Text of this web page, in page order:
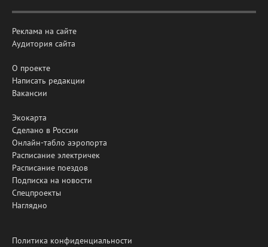
Реклама на сайте
Аудитория сайта
О проекте
Написать редакции
Вакансии
Экокарта
Сделано в России
Онлайн-табло аэропорта
Расписание электричек
Расписание поездов
Подписка на новости
Спецпроекты
Наглядно
Политика конфиденциальности